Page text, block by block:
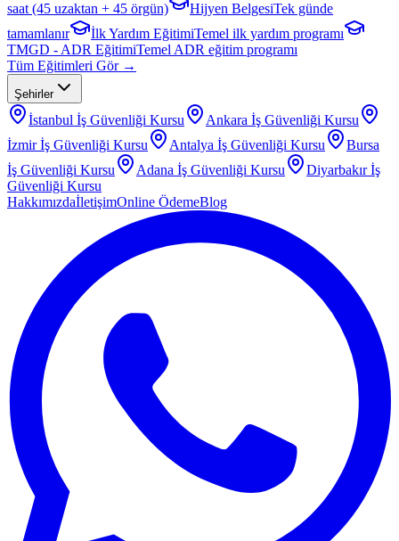
saat (45 uzaktan + 45 örgün)
Hijyen BelgesiTek günde
tamamlanır
İlk Yardım EğitimiTemel ilk yardım programı
TMGD - ADR EğitimiTemel ADR eğitim programı
Tüm Eğitimleri Gör →
Şehirler
İstanbul İş Güvenliği Kursu Ankara İş Güvenliği Kursu
İzmirİş Güvenliği Kursu Antalya İş Güvenliği Kursu
Bursa
İş Güvenliği Kursu
Adana İş Güvenliği Kursu Diyarbakırİş
Güvenliği Kursu
HakkımızdaİletişimOnline ÖdemeBlog